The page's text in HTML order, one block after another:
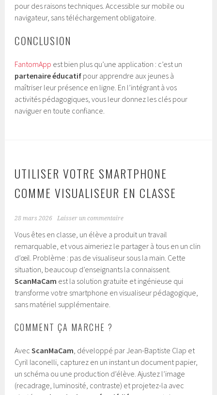
pour des raisons techniques. Accessible sur mobile ou
navigateur, sans téléchargement obligatoire.
CONCLUSION
FantomApp est bien plus qu’une application : c’est un
partenaire éducatif pour apprendre aux jeunes à
maîtriser leur présence en ligne. En l’intégrant à vos
activités pédagogiques, vous leur donnez les clés pour
naviguer en toute confiance.
UTILISER VOTRE SMARTPHONE
COMME VISUALISEUR EN CLASSE
28 mars 2026 Laisser un commentaire
Vous êtes en classe, un élève a produit un travail
remarquable, et vous aimeriez le partager à tous en un clin
d’œil. Problème : pas de visualiseur sous la main. Cette
situation, beaucoup d’enseignants la connaissent.
ScanMaCam est la solution gratuite et ingénieuse qui
transforme votre smartphone en visualiseur pédagogique,
sans matériel supplémentaire.
COMMENT ÇA MARCHE ?
AvecScanMaCam , développé par Jean-Baptiste Clap et
Cyril Iaconelli, capturez en un instant un document papier,
un schéma ou une production d’élève. Ajustez l’image
(recadrage, luminosité, contraste) et projetez-la avec